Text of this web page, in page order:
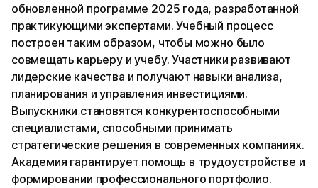
обновленной программе 2025 года, разработанной
практикующими экспертами. Учебный процесс
построен таким образом, чтобы можно было
совмещать карьеру и учебу. Участники развивают
лидерские качества и получают навыки анализа,
планирования и управления инвестициями.
Выпускники становятся конкурентоспособными
специалистами, способными принимать
стратегические решения в современных компаниях.
Академия гарантирует помощь в трудоустройстве и
формировании профессионального портфолио.